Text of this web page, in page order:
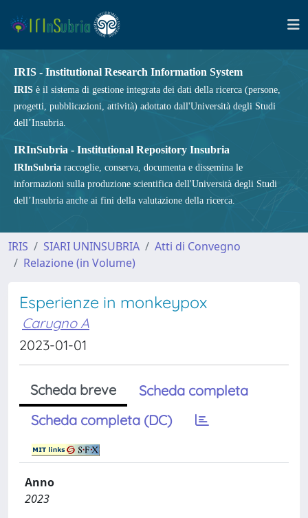
IRIS - Institutional Research Information System
IRIS è il sistema di gestione integrata dei dati della ricerca (persone,
progetti, pubblicazioni, attività) adottato dall'Università degli Studi
dell’Insubria.
IRInSubria - Institutional Repository Insubria
IRInSubria raccoglie, conserva, documenta e dissemina le
informazioni sulla produzione scientifica dell'Università degli Studi
dell’Insubria anche ai fini della valutazione della ricerca.
IRIS SIARI UNINSUBRIA
Atti di Convegno
Relazione (in Volume)
Esperienze in monkeypox
Carugno A
2023-01-01
Scheda breve
Scheda completa
Scheda completa (DC)
Anno
2023